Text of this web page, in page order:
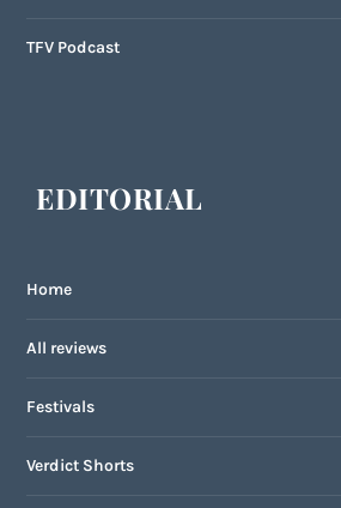
TFV Podcast
EDITORIAL
Home
All reviews
Festivals
Verdict Shorts